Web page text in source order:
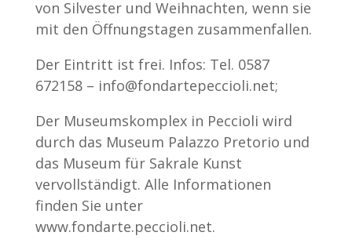
von Silvester und Weihnachten, wenn sie
mit den Öffnungstagen zusammenfallen.
Der Eintritt ist frei. Infos: Tel. 0587
672158 – info@fondartepeccioli.net;
Der Museumskomplex in Peccioli wird
durch das Museum Palazzo Pretorio und
das Museum für Sakrale Kunst
vervollständigt. Alle Informationen
finden Sie unter
www.fondarte.peccioli.net.